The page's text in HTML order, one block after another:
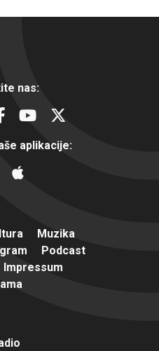
nas:
aplikacije:
Muzika
Podcast
Impressum